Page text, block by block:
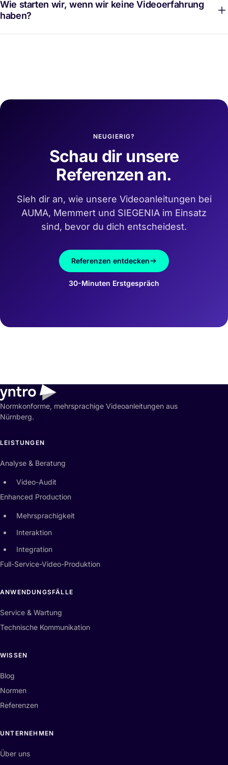
Wie starten wir, wenn wir keine Videoerfahrung
haben?
NEUGIERIG?
Schau dir unsere
Referenzen an.
Sieh dir an, wie unsere Videoanleitungen bei
AUMA, Memmert und SIEGENIA im Einsatz
sind, bevor du dich entscheidest.
Referenzen entdecken
30-Minuten Erstgespräch
Normkonforme, mehrsprachige Videoanleitungen aus
Nürnberg.
LEISTUNGEN
Analyse & Beratung
Video-Audit
Enhanced Production
Mehrsprachigkeit
Interaktion
Integration
Full-Service-Video-Produktion
ANWENDUNGSFÄLLE
Service & Wartung
Technische Kommunikation
WISSEN
Blog
Normen
Referenzen
UNTERNEHMEN
Über uns